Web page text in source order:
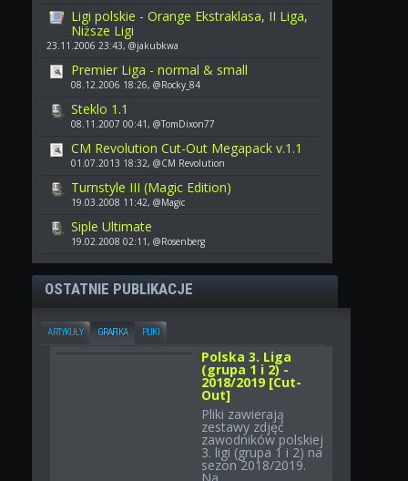
Ligi polskie - Orange Ekstraklasa, II Liga,
Niższe Ligi
23.11.2006 23:43, @jakubkwa
Premier Liga - normal & small
08.12.2006 18:26, @Rocky_84
Steklo 1.1
08.11.2007 00:41, @TomDixon77
CM Revolution Cut-Out Megapack v.1.1
01.07.2013 18:32, @CM Revolution
Turnstyle III (Magic Edition)
19.03.2008 11:42, @Magic
Siple Ultimate
19.02.2008 02:11, @Rosenberg
OSTATNIE PUBLIKACJE
ARTYKUŁY GRAFIKA PLIKI
Polska 3. Liga
(grupa 1 i 2) -
2018/2019 [Cut-
Out]
Pliki zawierają
zestawy zdjęć
zawodników polskiej
3. ligi (grupa 1 i 2) na
sezon 2018/2019.